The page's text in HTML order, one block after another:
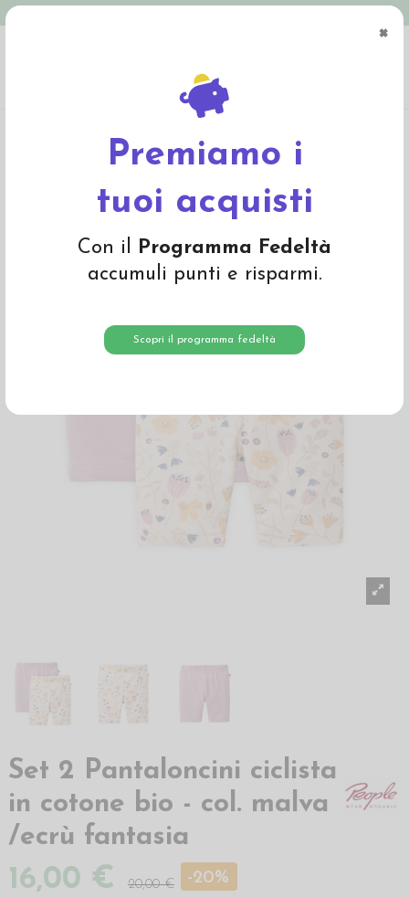
×
Premiamo i
tuoi acquisti
Con il Programma Fedeltà
accumuli punti e risparmi.
Scopri il programma fedeltà
ciclista in cotone bio - col. malva /ecrù fantasia
Set 2 Pantaloncini ciclista
in cotone bio - col. malva
/ecrù fantasia
16,00 € 20,00 € -20%